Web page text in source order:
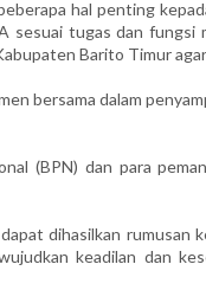
hal penting
sesuai tugas dan
Barito Timur
bersama dalam
(BPN) dan para
dihasilkan
keadilan dan